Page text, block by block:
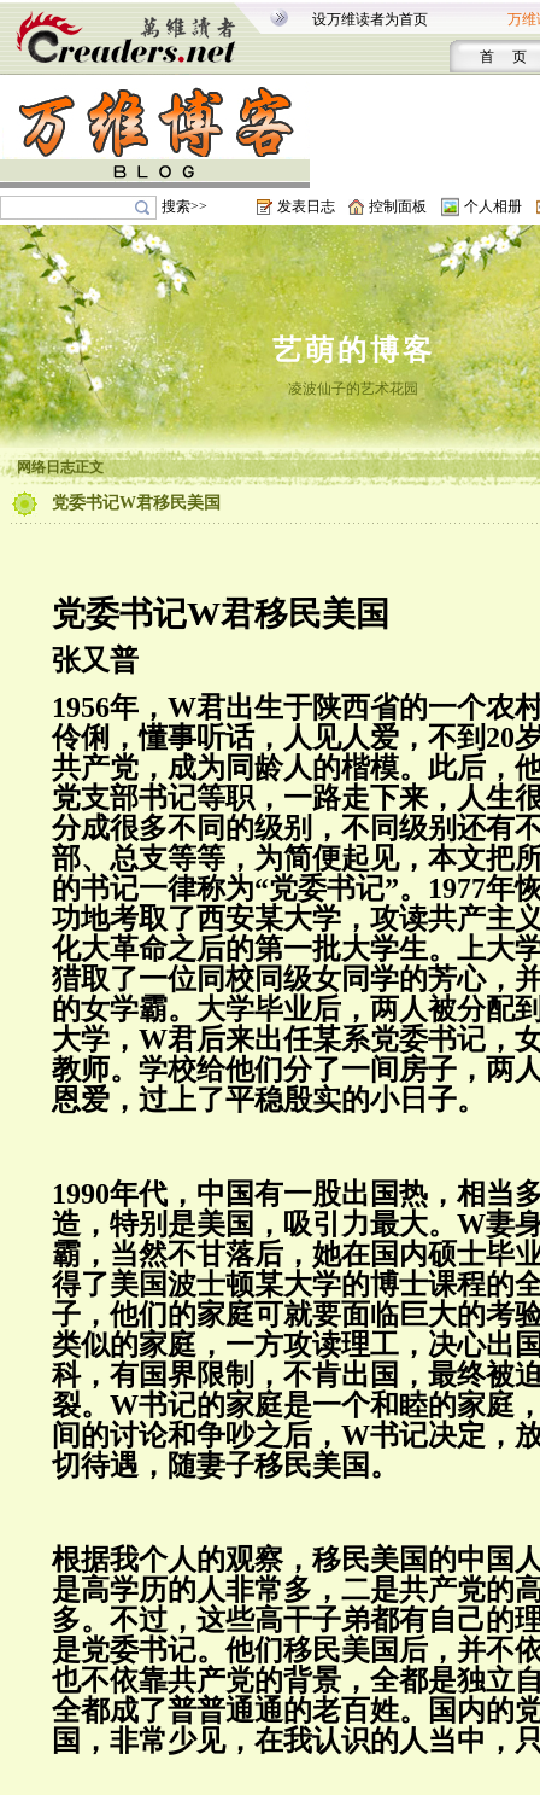
设万维读者为首页 万维
首 页
搜索>> 发表日志 控制面板 个人相册
艺萌的博客
凌波仙子的艺术花园
网络日志正文
党委书记W君移民美国
党委书记W君移民美国
张又普
1956年，W君出生于陕西省的一个农
伶俐，懂事听话，人见人爱，不到20
共产党，成为同龄人的楷模。此后，
党支部书记等职，一路走下来，人生
分成很多不同的级别，不同级别还有
部、总支等等，为简便起见，本文把
的书记一律称为“党委书记”。1977年
功地考取了西安某大学，攻读共产主
化大革命之后的第一批大学生。上大
猎取了一位同校同级女同学的芳心，
的女学霸。大学毕业后，两人被分配
大学，W君后来出任某系党委书记，
教师。学校给他们分了一间房子，两
恩爱，过上了平稳殷实的小日子。
1990年代，中国有一股出国热，相当
造，特别是美国，吸引力最大。W妻
霸，当然不甘落后，她在国内硕士毕
得了美国波士顿某大学的博士课程的
子，他们的家庭可就要面临巨大的考
类似的家庭，一方攻读理工，决心出
科，有国界限制，不肯出国，最终被
裂。W书记的家庭是一个和睦的家庭
间的讨论和争吵之后，W书记决定，
切待遇，随妻子移民美国。
根据我个人的观察，移民美国的中国
是高学历的人非常多，二是共产党的
多。不过，这些高干子弟都有自己的
是党委书记。他们移民美国后，并不
也不依靠共产党的背景，全都是独立
全都成了普普通通的老百姓。国内的
国，非常少见，在我认识的人当中，